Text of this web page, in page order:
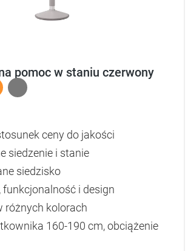
pomoc w staniu czerwony
4.8 z 5 gwiazdek
ceny do jakości
siedzenie i stanie
siedzisko
funkcjonalność i design
różnych kolorach
160-190 cm, obciążenie